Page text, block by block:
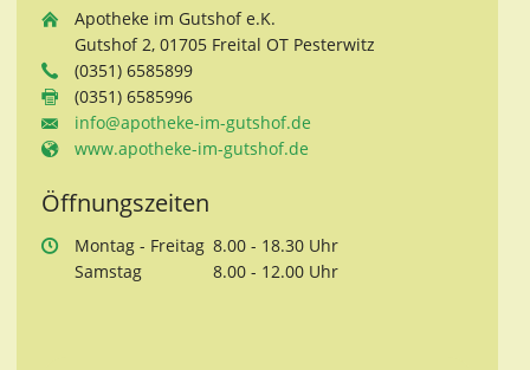
Apotheke im Gutshof e.K.
Gutshof 2, 01705 Freital OT Pesterwitz
(0351) 6585899
(0351) 6585996
info@apotheke-im-gutshof.de
www.apotheke-im-gutshof.de
Öffnungszeiten
Montag - Freitag 8.00 - 18.30 Uhr
Samstag 8.00 - 12.00 Uhr